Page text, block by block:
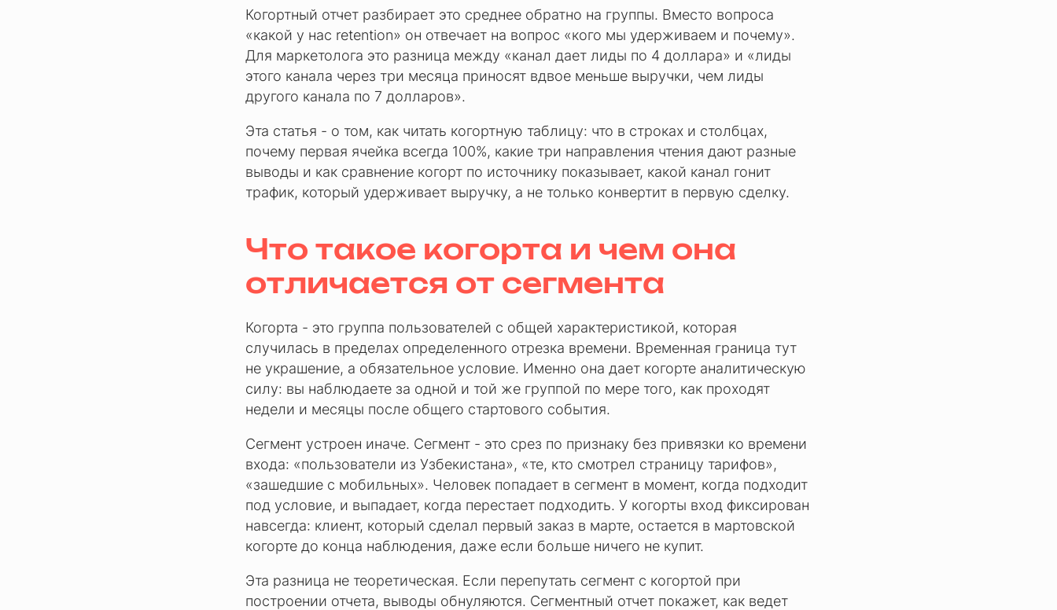
Когортный отчет разбирает это среднее обратно на группы. Вместо вопроса
«какой у нас retention» он отвечает на вопрос «кого мы удерживаем и почему».
Для маркетолога это разница между «канал дает лиды по 4 доллара» и «лиды
этого канала через три месяца приносят вдвое меньше выручки, чем лиды
другого канала по 7 долларов».
Эта статья - о том, как читать когортную таблицу: что в строках и столбцах,
почему первая ячейка всегда 100%, какие три направления чтения дают разные
выводы и как сравнение когорт по источнику показывает, какой канал гонит
трафик, который удерживает выручку, а не только конвертит в первую сделку.
Что такое когорта и чем она
отличается от сегмента
Когорта - это группа пользователей с общей характеристикой, которая
случилась в пределах определенного отрезка времени. Временная граница тут
не украшение, а обязательное условие. Именно она дает когорте аналитическую
силу: вы наблюдаете за одной и той же группой по мере того, как проходят
недели и месяцы после общего стартового события.
Сегмент устроен иначе. Сегмент - это срез по признаку без привязки ко времени
входа: «пользователи из Узбекистана», «те, кто смотрел страницу тарифов»,
«зашедшие с мобильных». Человек попадает в сегмент в момент, когда подходит
под условие, и выпадает, когда перестает подходить. У когорты вход фиксирован
навсегда: клиент, который сделал первый заказ в марте, остается в мартовской
когорте до конца наблюдения, даже если больше ничего не купит.
Эта разница не теоретическая. Если перепутать сегмент с когортой при
построении отчета, выводы обнуляются. Сегментный отчет покажет, как ведет